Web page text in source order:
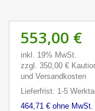
553,00 €
inkl. 19% MwSt.
zzgl. 350,00 €
und Versandkosten
Lieferfrist: 1-5
464,71 € ohne MwSt.